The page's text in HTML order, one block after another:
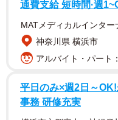
通費支給 短時間·週
MATメディカルインタ
神奈川県 横浜市
アルバイト・パート
平日のみ×週2日～
事務 研修充実